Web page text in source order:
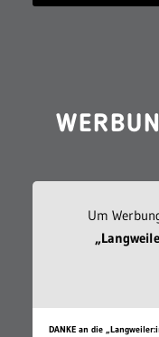
Um
DANKE an die